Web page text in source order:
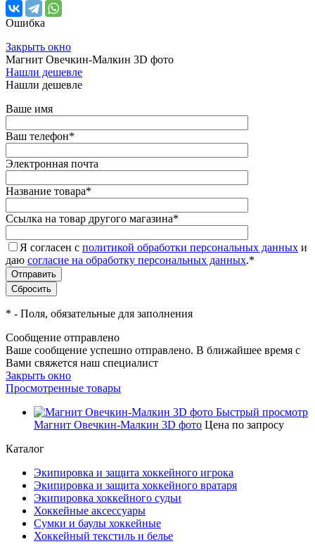
Ошибка
Закрыть окно
Магнит Овечкин-Малкин 3D фото
Нашли дешевле
Нашли дешевле
Ваше имя
Ваш телефон*
Электронная почта
Название товара*
Ссылка на товар другого магазина*
Я согласен с политикой обработки персональных данных и
даю согласие на обработку персональных данных.*
* - Поля, обязательные для заполнения
Сообщение отправлено
Ваше сообщение успешно отправлено. В ближайшее время с
Вами свяжется наш специалист
Закрыть окно
Просмотренные товары
Быстрый просмотр
Магнит Овечкин-Малкин 3D фото Цена по запросу
Каталог
Экипировка и защита хоккейного игрока
Экипировка и защита хоккейного вратаря
Экипировка хоккейного судьи
Хоккейные аксессуары
Сумки и баулы хоккейные
Хоккейный текстиль и белье